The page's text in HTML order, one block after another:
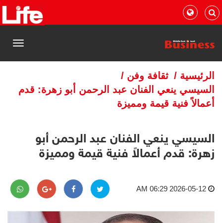
القائمة
الرئيسية / ثقافة وفن /
السيسي ينعي الفنان عبد الرحمن أبو زهرة: قدم
أعمالاً فنية قيمة ومميزة
السيسي ينعي الفنان عبد الرحمن أبو
زهرة: قدم أعمالاً فنية قيمة ومميزة
2026-05-12 06:29 AM